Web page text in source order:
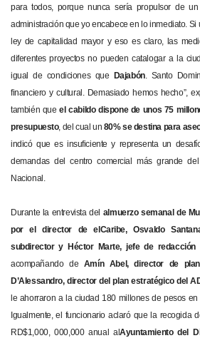
para todos, porque nunca sería propulsor de
administración que yo encabece en lo inmediato. Si
ley de capitalidad mayor y eso es claro, las
diferentes proyectos no pueden catalogar a la
igual de condiciones que Dajabón. Santo
financiero y cultural. Demasiado hemos hecho”,
también que el cabildo dispone de unos 75
presupuesto, del cual un 80% se destina para
indicó que es insuficiente y representa un
demandas del centro comercial más grande
Nacional.
Durante la entrevista del almuerzo semanal de
por el director de elCaribe, Osvaldo
subdirector y Héctor Marte, jefe de redacción
acompañando de
Amín Abel, director de
D’Alessandro, director del plan estratégico del
le ahorraron a la ciudad 180 millones de pesos en
Igualmente, el funcionario aclaró que la recogida
RD$1,000, 000,000 anual alAyuntamiento del